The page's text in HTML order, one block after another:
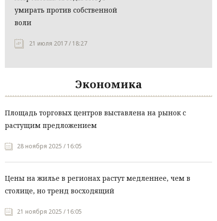
умирать против собственной
воли
21 июля 2017 / 18:27
Экономика
Площадь торговых центров выставлена на рынок с
растущим предложением
28 ноября 2025 / 16:05
Цены на жилье в регионах растут медленнее, чем в
столице, но тренд восходящий
21 ноября 2025 / 16:05